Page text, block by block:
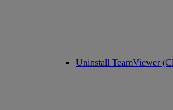
Uninstall TeamViewer